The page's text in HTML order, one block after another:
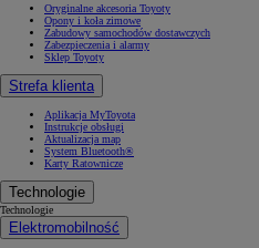
Oryginalne akcesoria Toyoty
Opony i koła zimowe
Zabudowy samochodów dostawczych
Zabezpieczenia i alarmy
Sklep Toyoty
Strefa klienta
Aplikacja MyToyota
Instrukcje obsługi
Aktualizacja map
System Bluetooth®
Karty Ratownicze
Technologie
Technologie
Elektromobilność